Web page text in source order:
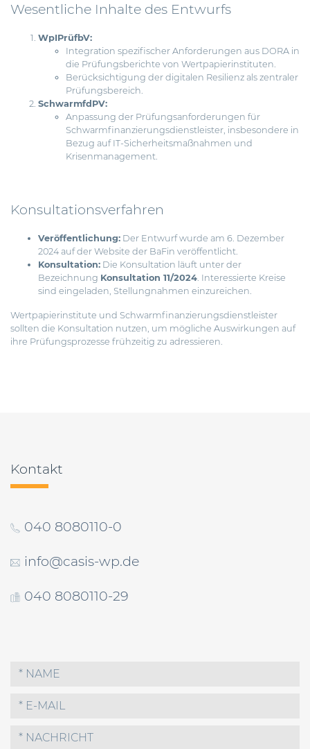
Wesentliche Inhalte des Entwurfs
WpIPrüfbV:
Integration spezifischer Anforderungen aus DORA in
die Prüfungsberichte von Wertpapierinstituten.
Berücksichtigung der digitalen Resilienz als zentraler
Prüfungsbereich.
SchwarmfdPV:
Anpassung der Prüfungsanforderungen für
Schwarmfinanzierungsdienstleister, insbesondere in
Bezug auf IT-Sicherheitsmaßnahmen und
Krisenmanagement.
Konsultationsverfahren
Veröffentlichung: Der Entwurf wurde am 6. Dezember
2024 auf der Website der BaFin veröffentlicht.
Konsultation: Die Konsultation läuft unter der
Bezeichnung Konsultation 11/2024. Interessierte Kreise
sind eingeladen, Stellungnahmen einzureichen.
Wertpapierinstitute und Schwarmfinanzierungsdienstleister
sollten die Konsultation nutzen, um mögliche Auswirkungen auf
ihre Prüfungsprozesse frühzeitig zu adressieren.
Kontakt
040 8080110-0
info@casis-wp.de
040 8080110-29